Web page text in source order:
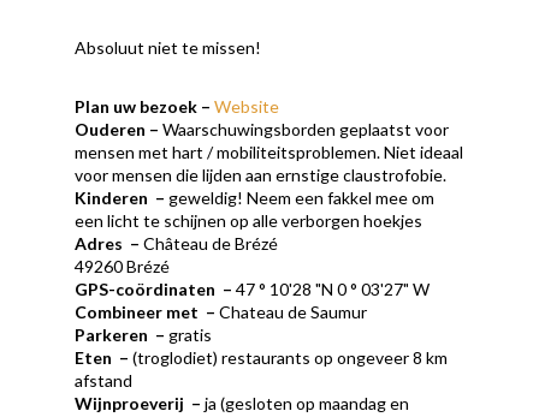
Absoluut niet te missen!
Plan uw bezoek –Website
Ouderen –Waarschuwingsborden geplaatst voor
mensen met hart / mobiliteitsproblemen. Niet ideaal
voor mensen die lijden aan ernstige claustrofobie.
Kinderen – geweldig! Neem een ​​fakkel mee om
een ​​licht te schijnen op alle verborgen hoekjes
Adres –Château de Brézé
49260 Brézé
GPS-coördinaten – 47 ° 10'28 "N 0 ° 03'27" W
Combineer met – Chateau de Saumur
Parkeren – gratis
Eten –(troglodiet) restaurants op ongeveer 8 km
afstand
Wijnproeverij –ja (gesloten op maandag en